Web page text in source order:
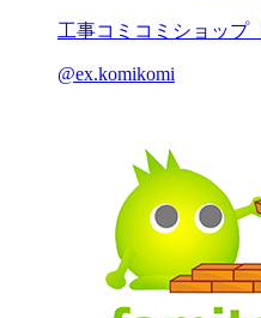
工事コミコミショップ
@ex.komikomi